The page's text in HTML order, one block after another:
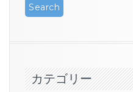
カテゴリー